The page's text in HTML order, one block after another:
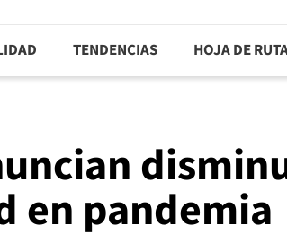
TENDENCIAS HOJA DE
en pandemia